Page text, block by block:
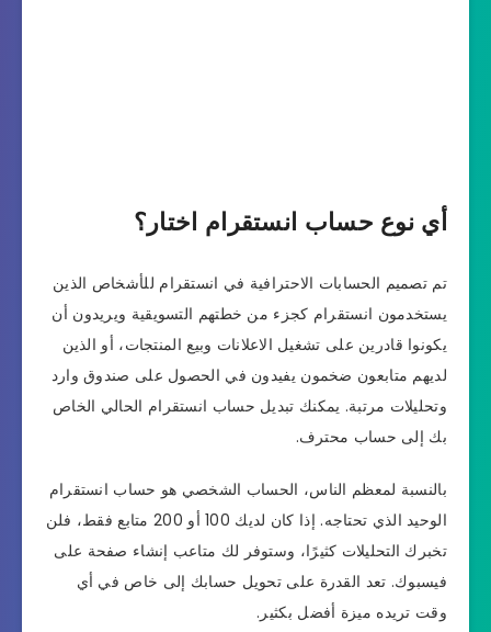
أي نوع حساب انستقرام اختار؟
تم تصميم الحسابات الاحترافية في انستقرام للأشخاص الذين
يستخدمون انستقرام كجزء من خطتهم التسويقية ويريدون أن
يكونوا قادرين على تشغيل الاعلانات وبيع المنتجات، أو الذين
لديهم متابعون ضخمون يفيدون في الحصول على صندوق وارد
وتحليلات مرتبة. يمكنك تبديل حساب انستقرام الحالي الخاص
بك إلى حساب محترف.
بالنسبة لمعظم الناس، الحساب الشخصي هو حساب انستقرام
الوحيد الذي تحتاجه. إذا كان لديك 100 أو 200 متابع فقط، فلن
تخبرك التحليلات كثيرًا، وستوفر لك متاعب إنشاء صفحة على
فيسبوك. تعد القدرة على تحويل حسابك إلى خاص في أي
وقت تريده ميزة أفضل بكثير.